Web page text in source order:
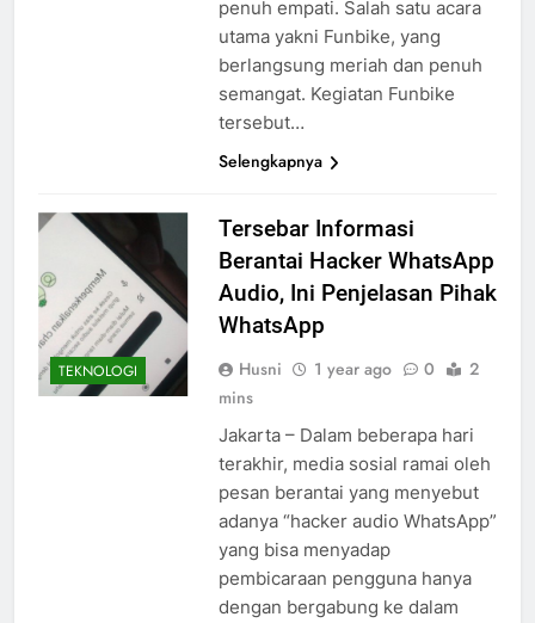
penuh empati. Salah satu acara
utama yakni Funbike, yang
berlangsung meriah dan penuh
semangat. Kegiatan Funbike
tersebut…
Selengkapnya
TEKNOLOGI
Tersebar Informasi
Berantai Hacker WhatsApp
Audio, Ini Penjelasan Pihak
WhatsApp
Husni 1 year ago 0
2
mins
Jakarta – Dalam beberapa hari
terakhir, media sosial ramai oleh
pesan berantai yang menyebut
adanya “hacker audio WhatsApp”
yang bisa menyadap
pembicaraan pengguna hanya
dengan bergabung ke dalam